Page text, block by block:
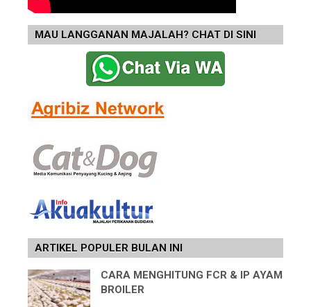
MAU LANGGANAN MAJALAH? CHAT DI SINI
ARTIKEL POPULER BULAN INI
CARA MENGHITUNG FCR & IP AYAM
BROILER